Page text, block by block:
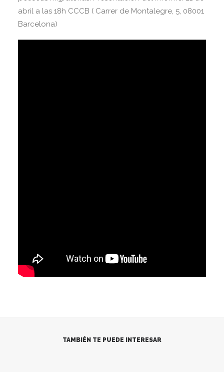
abril a las 18h CCCB ( Carrer de Montalegre, 5, 08001
Barcelona)
TAMBIÉN TE PUEDE INTERESAR